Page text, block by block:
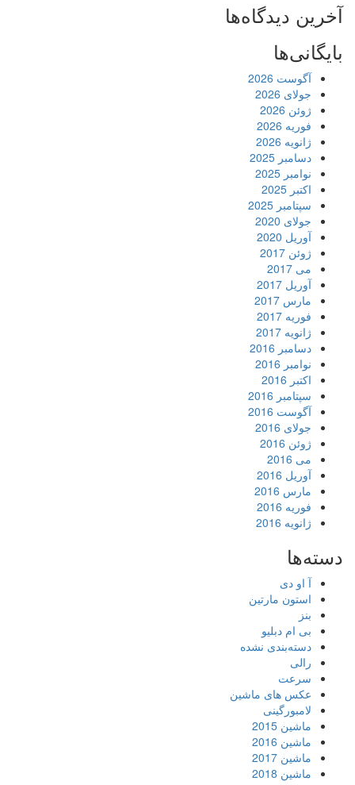
آخرین دیدگاه‌ها
بایگانی‌ها
آگوست 2026
جولای 2026
ژوئن 2026
فوریه 2026
ژانویه 2026
دسامبر 2025
نوامبر 2025
اکتبر 2025
سپتامبر 2025
جولای 2020
آوریل 2020
ژوئن 2017
می 2017
آوریل 2017
مارس 2017
فوریه 2017
ژانویه 2017
دسامبر 2016
نوامبر 2016
اکتبر 2016
سپتامبر 2016
آگوست 2016
جولای 2016
ژوئن 2016
می 2016
آوریل 2016
مارس 2016
فوریه 2016
ژانویه 2016
دسته‌ها
آ او دی
استون مارتین
بنز
بی ام دبلیو
دسته‌بندی نشده
رالی
سرعت
عکس های ماشین
لامبورگینی
ماشین 2015
ماشین 2016
ماشین 2017
ماشین 2018